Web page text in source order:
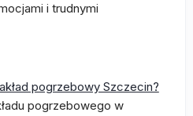
i trudnymi
pogrzebowy Szczecin?
pogrzebowego w